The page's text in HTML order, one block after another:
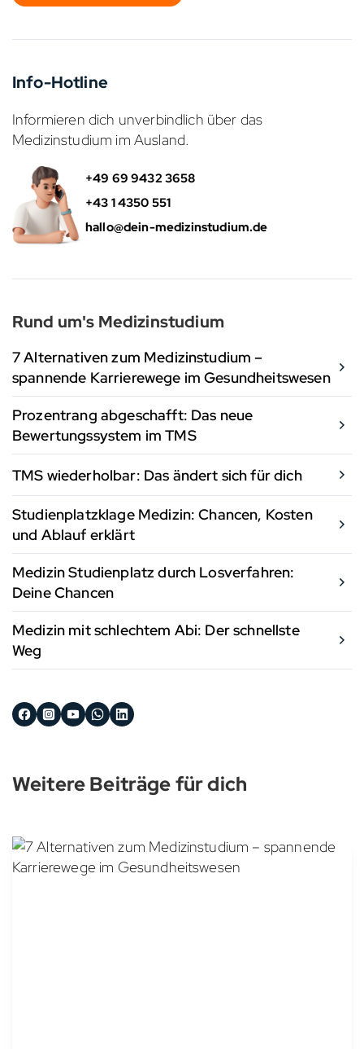
Info-Hotline
Informieren dich unverbindlich über das
Medizinstudium im Ausland.
+49 69 9432 3658
+43 1 4350 551
hallo@dein-medizinstudium.de
Rund um's Medizinstudium
7 Alternativen zum Medizinstudium –
spannende Karrierewege im Gesundheitswesen
Prozentrang abgeschafft: Das neue
Bewertungssystem im TMS
TMS wiederholbar: Das ändert sich für dich
Studienplatzklage Medizin: Chancen, Kosten
und Ablauf erklärt
Medizin Studienplatz durch Losverfahren:
Deine Chancen
Medizin mit schlechtem Abi: Der schnellste
Weg
Weitere Beiträge für dich